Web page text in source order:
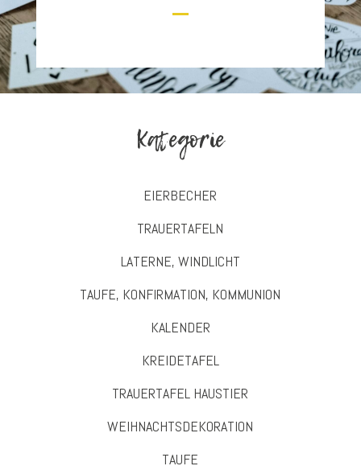
Kategorie
EIERBECHER
TRAUERTAFELN
LATERNE, WINDLICHT
TAUFE, KONFIRMATION, KOMMUNION
KALENDER
KREIDETAFEL
TRAUERTAFEL HAUSTIER
WEIHNACHTSDEKORATION
TAUFE